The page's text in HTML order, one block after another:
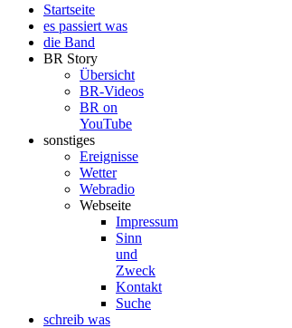
Startseite
es passiert was
die Band
BR Story
Übersicht
BR-Videos
BR on
YouTube
sonstiges
Ereignisse
Wetter
Webradio
Webseite
Impressum
Sinn
und
Zweck
Kontakt
Suche
schreib was